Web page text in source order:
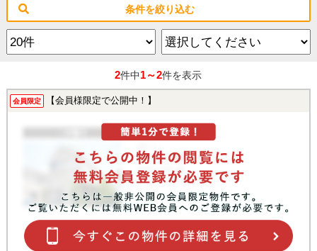
条件を絞り込む
2件中1～2件を表示
会員限定 【会員様限定で公開中！】